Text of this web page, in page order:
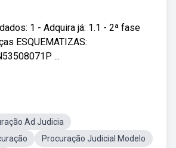
1 - Adquira já: 1.1 - 2ª fase
ESQUEMATIZAS:
...
Ad Judicia
Procuração Judicial Modelo